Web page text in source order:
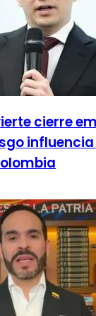
cierre